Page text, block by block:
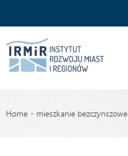
Home mieszkanie bezczynszowe